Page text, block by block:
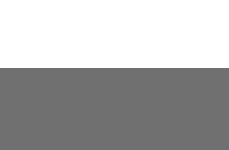
たあとの「深い満
(もちろん自分から
くしゃっとした最